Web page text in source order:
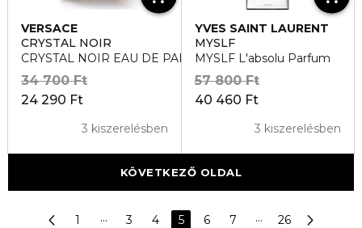
VERSACE
CRYSTAL NOIR
CRYSTAL NOIR EAU DE PARFUM
24 290 Ft
34 700 Ft
3 kiszerelésben
YVES SAINT LAURENT
MYSLF
MYSLF L'absolu Parfum
40 460 Ft
57 800 Ft
3 kiszerelésben
KÖVETKEZŐ OLDAL
1 ··· 3 4 5 6 7 ··· 26